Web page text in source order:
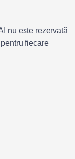
nu este rezervată
fiecare